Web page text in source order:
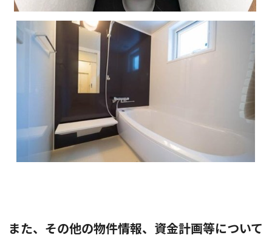
また、その他の物件情報、資金計画等について